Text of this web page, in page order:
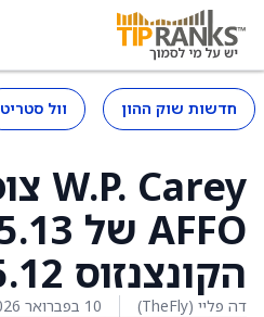
חדשות שוק ההון וול סטריט
הקונצנזוס 5.12 דולר
דה פליי (TheFly) 10 בפברואר 2026